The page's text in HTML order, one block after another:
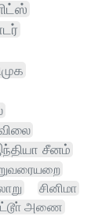
சீனம்
சினிமா
அணை